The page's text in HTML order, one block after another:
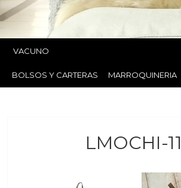
VACUNO
BOLSOS Y CARTERAS MARROQUINERIA
LMOCHI-11